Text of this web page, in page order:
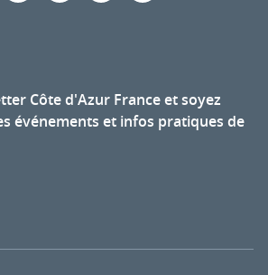
Côte d'Azur France et soyez
événements et infos pratiques de